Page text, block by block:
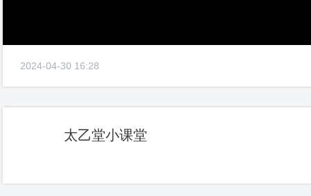
2024-04-30 16:28
太乙堂小课堂